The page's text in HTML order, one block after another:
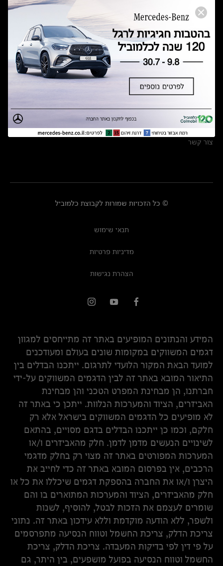
הודעה על הטבות לרכבי מרצדס בהסדר פשרה בתצ 56447-02-19
תקנון ימי מכירות 120 לכלמוביל
מצאו אותנו
אולמות תצוגה
מרכזי שירות
צור קשר
© כל הזכויות שמורות לקבוצת כלמוביל
תנאי שימוש
מדיניות פרטיות
הצהרת נגישות
המידע והנתונים המופיעים באתר זה מתייחסים למגוון
דגמים המשווקים במקומות שונים בעולם ומעודכנים
למועד הבאת המקור הלועדי לתרגום. ייתכנו הבדלים בין
התיאור המובא באתר זה לבין הדגמים המשווקים על-ידי
חברתנו, הן מבחינת המפרט הטכני והן מבחינת
האביזרים, הציוד והמערכות הנלוות. ייתכן כי באתר זה
לא מופיעים כל הדגמים המשווקים בישראל אלא רק
חלקם, וכמו כן ייתכנו הבדלים בדגם מסויים, בהתאם
לשינויים הנעשים מדמן לדמן. חלק מהאביזרים ו/או
המערכות המפורטים באתר זה מצוי רק בחלק מדגמי
הרכבים, אין בפרסום המובא באתר זה כדי לחייב את
היצרן ו/או את החברה בהספקת דגמים שיכללו את כל או
חלק מהאביזרים, הציוד והמערכות המתוארים בו והם
שומרים לעצמם את הזכות לבטל, להוסיף, לשנות
ולשפר, ללא הודעה מוקדמת וללא עידכון באתר זה. נתוני
צריכת הדלק, צריכת החשמל וטווח הנסיעה מתפרסמים
על פי דין לפי בדיקות המעבדה. צריכת הדלק, צריכת
החשמל וטווח הנסיעה בפועל מושפעים, בין היתר, גם